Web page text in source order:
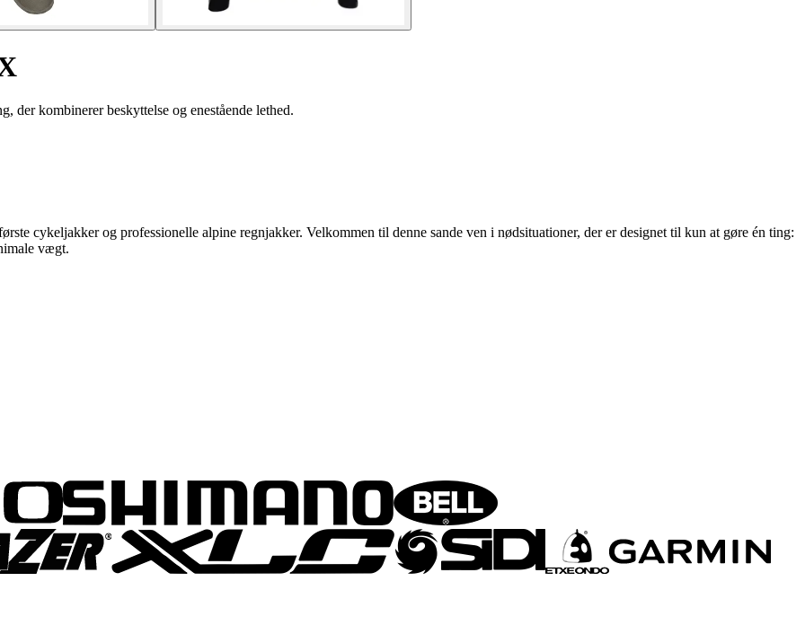
kombinerer beskyttelse og enestående lethed.
cykeljakker og professionelle alpine regnjakker. Velkommen til denne sande ven i nødsituationer, der er designet til kun at gøre én ting:
vægt.